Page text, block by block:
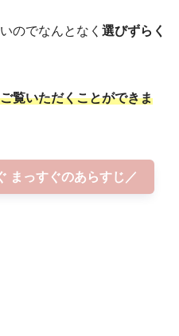
のでなんとなく 選びずらく
覧いただくことができま
まっすぐのあらすじ／